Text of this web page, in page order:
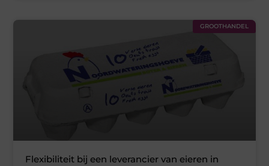
GROOTHANDEL
Flexibiliteit bij een leverancier van eieren in